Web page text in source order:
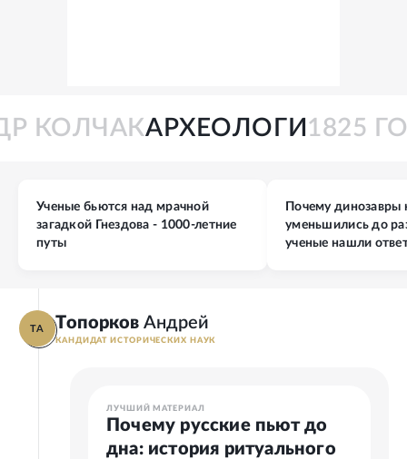
КОЛЧАК АРХЕОЛОГИ1825
Ученые бьются над мрачной
загадкой Гнездова - 1000-летние
путы
Почему динозавры
уменьшились до
ученые нашли
ТА Топорков Андрей
КАНДИДАТ ИСТОРИЧЕСКИХ НАУК
ЛУЧШИЙ МАТЕРИАЛ
Почему русские пьют до
дна: история ритуального